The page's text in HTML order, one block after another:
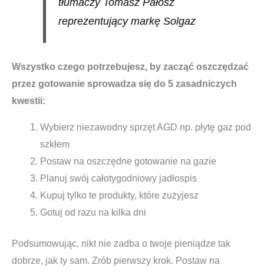
reprezentujący markę Solgaz
Wszystko czego potrzebujesz, by zacząć oszczędzać
przez gotowanie sprowadza się do 5 zasadniczych
kwestii:
Wybierz niezawodny sprzęt AGD np. płytę gaz pod
szkłem
Postaw na oszczędne gotowanie na gazie
Planuj swój całotygodniowy jadłospis
Kupuj tylko te produkty, które zużyjesz
Gotuj od razu na kilka dni
Podsumowując, nikt nie zadba o twoje pieniądze tak
dobrze, jak ty sam. Zrób pierwszy krok. Postaw na